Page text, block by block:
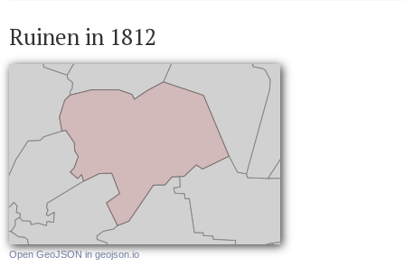
Ruinen in 1812
Open GeoJSON in geojson.io